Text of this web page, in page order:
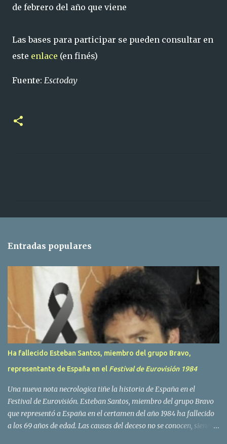
de febrero del año que viene
Las bases para participar se pueden consultar en
este enlace (en finés)
Fuente: Esctoday
r
s
Entradas populares
Ha fallecido Esteban Santos, miembro del grupo Bravo,
representante de España en el Festival de Eurovisión 1984
Una nueva nota necrologica tiñe la historia de España en el
Festival de Eurovisión. Esteban Santos, miembro del grupo Bravo
que representó a España en el certamen del año 1984 ha fallecido
a los 69 años de edad. Las causas del deceso no se conocen, siendo